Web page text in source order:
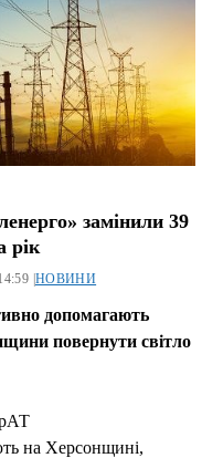
замінили 39
рік
| НОВИНИ
допомагають
повернути світло
на Херсонщині,